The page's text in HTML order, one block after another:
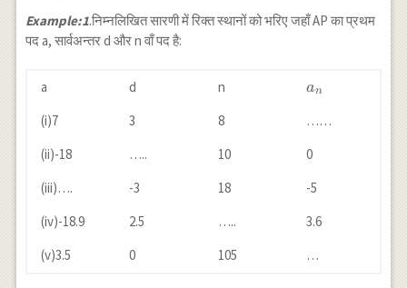
Example:1.निम्नलिखित सारणी में रिक्त स्थानों को भरिए जहाँ AP का प्रथम
पद a, सार्वअन्तर d और n वाँ पद है:
a d n a_{n}
an
(i)7 3 8
……
(ii)-18
….. 10
0
(iii)….
-3 18
-5
(iv)-18.9
2.5 …..
3.6
(v)3.5
0 105 …